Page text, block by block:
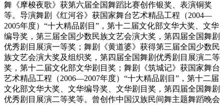
舞《摩梭夜歌》获第六届全国舞蹈比赛创作银奖、表演铜奖
等。导演舞剧《红河谷》获国家舞台艺术精品工程（2004—
2005年度）“十大精品剧目”，第十二届文化部文华大奖、文华
编导奖，第三届全国少数民族文艺会演大奖，第四届全国舞剧
优秀剧目展演一等奖；舞剧《黄道婆》获得第三届全国少数民
族文艺会演大奖及组织奖，第四届全国舞剧优秀剧目展演二等
奖，第十二届文化部文华剧目奖；舞剧《筑城记》获国家舞台
艺术精品工程（2006—2007年度）“十大精品剧目”，第十二届
文化部文华大奖、文华编导奖、文华剧目奖，第四届全国舞剧
优秀剧目展演二等奖等。曾创作中国汉族民间舞主题舞蹈晚会